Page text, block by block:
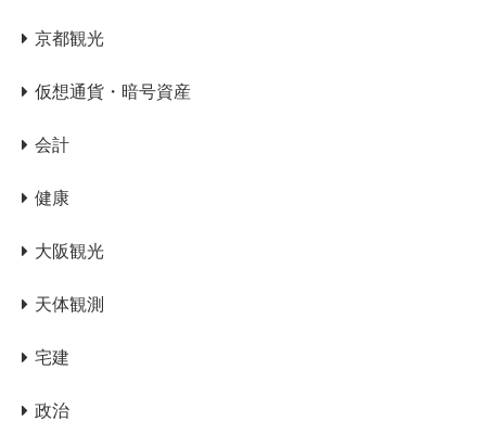
京都観光
仮想通貨・暗号資産
会計
健康
大阪観光
天体観測
宅建
政治